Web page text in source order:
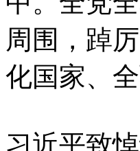
周围，踔
化国家、
习近平致